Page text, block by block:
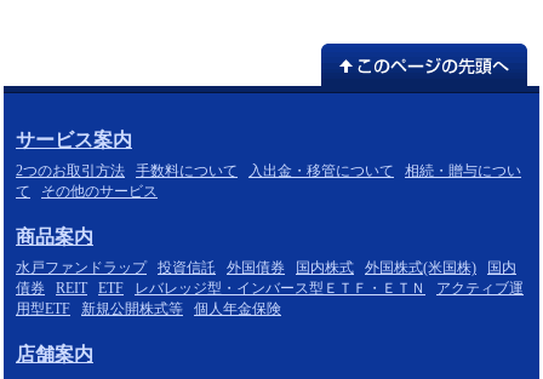
サービス案内
2つのお取引方法 手数料について 入出金・移管について
相続・贈与につい
て
その他のサービス
商品案内
水戸ファンドラップ 投資信託 外国債券 国内株式 外国株式(米国株)
国内
債券
REIT ETF レバレッジ型・インバース型ＥＴＦ・ＥＴＮ
アクティブ運
用型ETF
新規公開株式等 個人年金保険
店舗案内